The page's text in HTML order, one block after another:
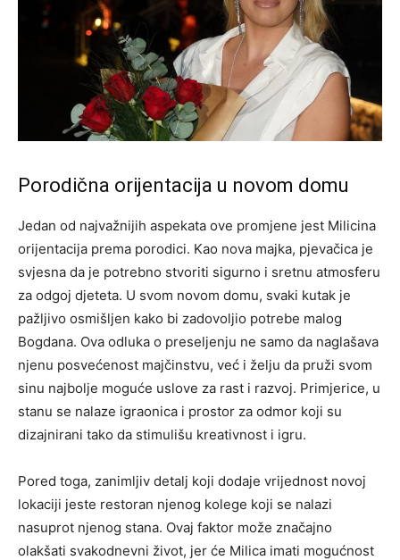
Porodična orijentacija u novom domu
Jedan od najvažnijih aspekata ove promjene jest Milicina
orijentacija prema porodici. Kao nova majka, pjevačica je
svjesna da je potrebno stvoriti sigurno i sretnu atmosferu
za odgoj djeteta. U svom novom domu, svaki kutak je
pažljivo osmišljen kako bi zadovoljio potrebe malog
Bogdana. Ova odluka o preseljenju ne samo da naglašava
njenu posvećenost majčinstvu, već i želju da pruži svom
sinu najbolje moguće uslove za rast i razvoj. Primjerice, u
stanu se nalaze igraonica i prostor za odmor koji su
dizajnirani tako da stimulišu kreativnost i igru.
Pored toga, zanimljiv detalj koji dodaje vrijednost novoj
lokaciji jeste restoran njenog kolege koji se nalazi
nasuprot njenog stana. Ovaj faktor može značajno
olakšati svakodnevni život, jer će Milica imati mogućnost